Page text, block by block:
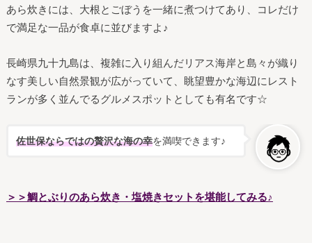
あら炊きには、大根とごぼうを一緒に煮つけてあり、コレだけ
で満足な一品が食卓に並びますよ♪
長崎県九十九島は、複雑に入り組んだリアス海岸と島々が織り
なす美しい自然景観が広がっていて、眺望豊かな海辺にレスト
ランが多く並んでるグルメスポットとしても有名です☆
佐世保ならではの贅沢な海の幸を満喫できます♪
＞＞鯛とぶりのあら炊き・塩焼きセットを堪能してみる♪